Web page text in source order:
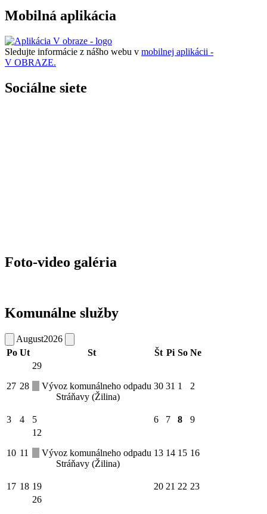
Mobilná aplikácia
Sledujte informácie z nášho webu v mobilnej aplikácii -
V OBRAZE.
Sociálne siete
Foto-video galéria
Komunálne služby
August2026
Po Ut St Št Pi So Ne
27 28
29
Vývoz komunálneho odpadu
Stráňavy (Žilina)
30 31 1 2
3 4 5 6 7 8 9
10 11
12
Vývoz komunálneho odpadu
Stráňavy (Žilina)
13 14 15 16
17 18 19 20 21 22 23
26